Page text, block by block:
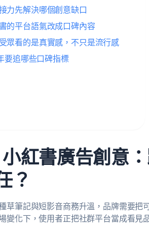
力先解決哪個創意缺口
的平台語氣改成口碑內容
眾看的是真實感，不只是流行感
要追哪些口碑指標
紅書廣告創意
？
草筆記與短影音商務升溫，品牌需要把
變化下，使用者正把社群平台當成看見